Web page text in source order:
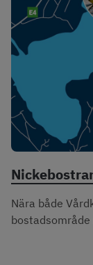
Nära både
bostadsområde